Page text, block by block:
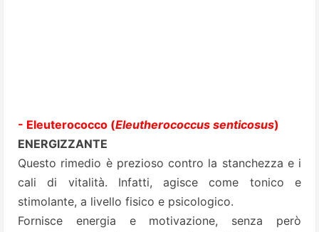
- Eleuterococco (Eleutherococcus senticosus)
ENERGIZZANTE
Questo rimedio è prezioso contro la stanchezza e i
cali di vitalità. Infatti, agisce come tonico e
stimolante, a livello fisico e psicologico.
Fornisce energia e motivazione, senza però